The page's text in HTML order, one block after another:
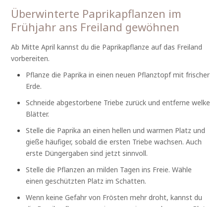
Überwinterte Paprikapflanzen im
Frühjahr ans Freiland gewöhnen
Ab Mitte April kannst du die Paprikapflanze auf das Freiland
vorbereiten.
Pflanze die Paprika in einen neuen Pflanztopf mit frischer
Erde.
Schneide abgestorbene Triebe zurück und entferne welke
Blätter.
Stelle die Paprika an einen hellen und warmen Platz und
gieße häufiger, sobald die ersten Triebe wachsen. Auch
erste Düngergaben sind jetzt sinnvoll.
Stelle die Pflanzen an milden Tagen ins Freie. Wähle
einen geschützten Platz im Schatten.
Wenn keine Gefahr von Frösten mehr droht, kannst du